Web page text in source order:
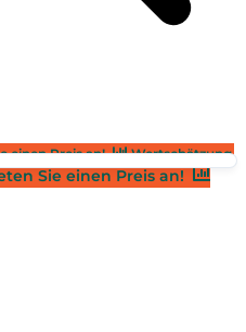
einen Preis an! Wertschätzung
Sie einen Preis an!